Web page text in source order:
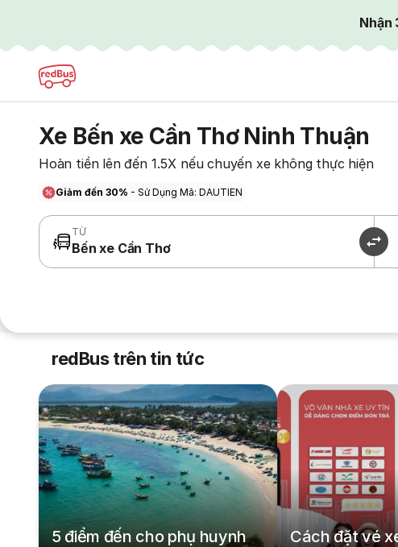
Nhận
Xe Bến xe Cần Thơ Ninh Thuận
Hoàn tiền lên đến 1.5X nếu chuyến xe không thực hiện
Giảm đến 30% - Sử Dụng Mã: DAUTIEN
TỪ
Bến xe Cần Thơ
redBus trên tin tức
5 điểm đến cho phụ huynh
Cách đặt vé